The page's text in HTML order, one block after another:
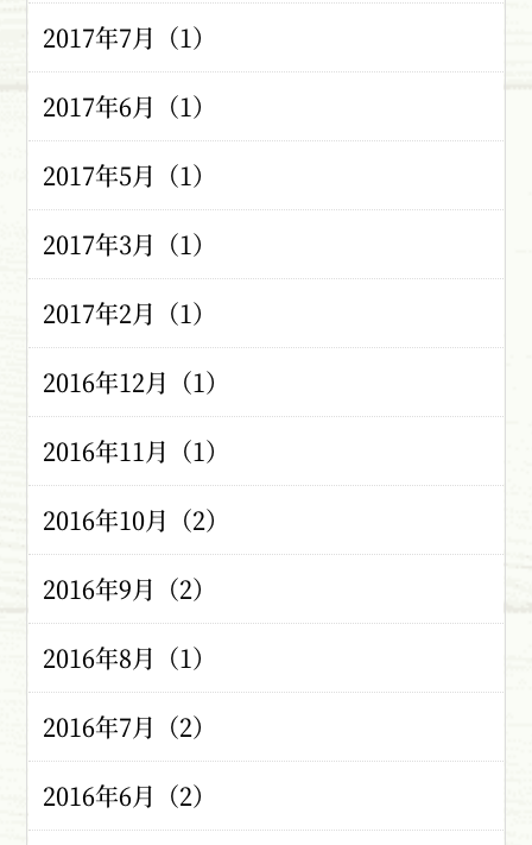
2017年7月（1）
2017年6月（1）
2017年5月（1）
2017年3月（1）
2017年2月（1）
2016年12月（1）
2016年11月（1）
2016年10月（2）
2016年9月（2）
2016年8月（1）
2016年7月（2）
2016年6月（2）